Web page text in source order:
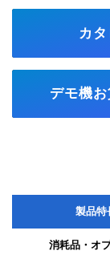
カ
デモ機
製品特
消耗品・オ